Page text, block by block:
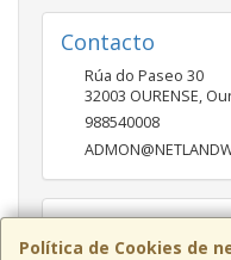
Política de Cookies de
Contacto
Rúa do Paseo 30
32003 OURENSE,
988540008
Horario